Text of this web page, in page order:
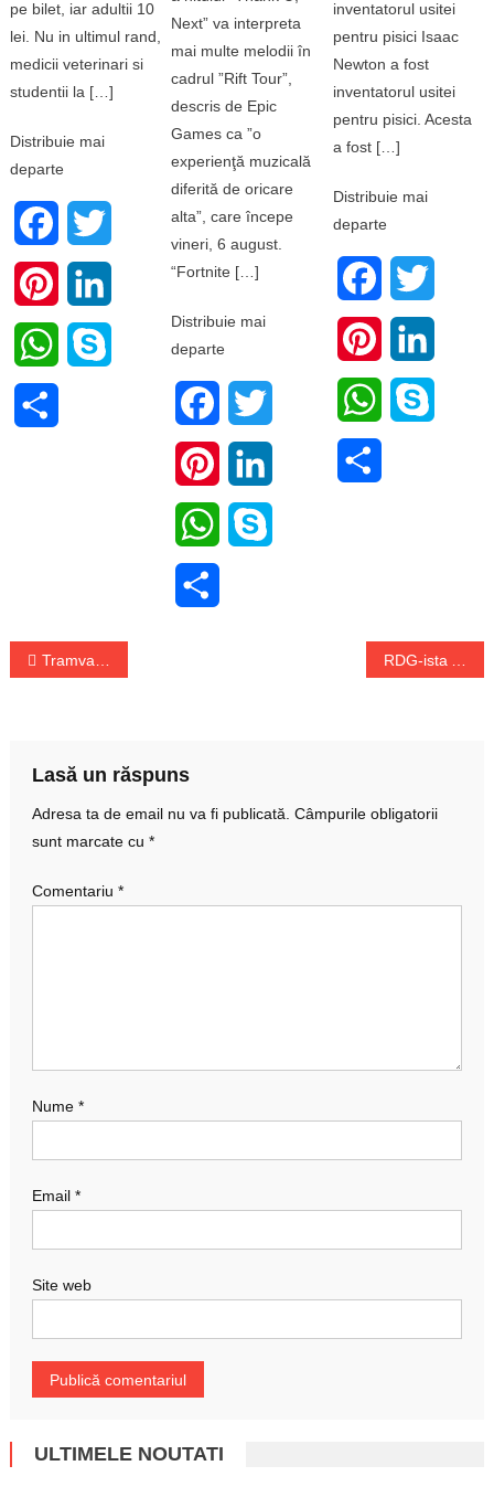
pe bilet, iar adultii 10
lei. Nu in ultimul rand,
medicii veterinari si
studentii la […]
Distribuie mai
departe
Facebook
PinterestLinkedIn
WhatsApp
Next” va interpreta
mai multe melodii în
cadrul ”Rift Tour”,
descris de Epic
Games ca ”o
experienţă muzicală
diferită de oricare
alta”, care începe
vineri, 6 august.
“Fortnite […]
Distribuie mai
departe
Facebook
Pinterest
WhatsApp
inventatorul usitei
pentru pisici Isaac
Newton a fost
inventatorul usitei
pentru pisici. Acesta
a fost […]
Distribuie mai
departe
Facebook
Pinterest
WhatsApp
Navigare
Tramvaiele turcesti vor circula in Bucuresti
Lasă un răspuns
Adresa ta de email nu va fi publicată. Câmpurile obligatorii
sunt marcate cu *
Comentariu *
Nume *
Email *
Site web
ULTIMELE NOUTATI